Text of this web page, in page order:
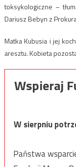
toksykologiczne –
Dariusz Bebyn z
Matka Kubusia i jej
aresztu. Kobieta
Wspieraj
W sierpniu
Państwa